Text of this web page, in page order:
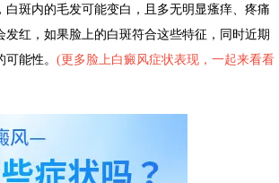
斑内的毛发可能变白，且多无明显瘙痒、疼痛
红，如果脸上的白斑符合这些特征，同时近期
能性。 (更多脸上白癜风症状表现，一起来看看